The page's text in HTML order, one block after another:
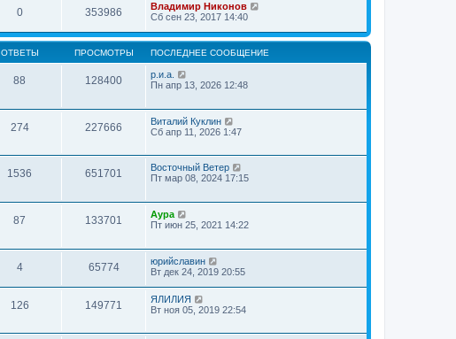
0 353986
Владимир Никонов
Сб сен 23, 2017 14:40
ОТВЕТЫ ПРОСМОТРЫ ПОСЛЕДНЕЕ СООБЩЕНИЕ
88 128400
р.и.а.
Пн апр 13, 2026 12:48
274 227666
Виталий Куклин
Сб апр 11, 2026 1:47
1536 651701
Восточный Ветер
Пт мар 08, 2024 17:15
87 133701
Аура
Пт июн 25, 2021 14:22
4 65774
юрийславин
Вт дек 24, 2019 20:55
126 149771
ЯЛИЛИЯ
Вт ноя 05, 2019 22:54